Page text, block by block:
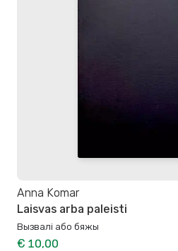
Anna Komar
Laisvas arba paleisti
Вызвалi або бяжы
€ 10,00